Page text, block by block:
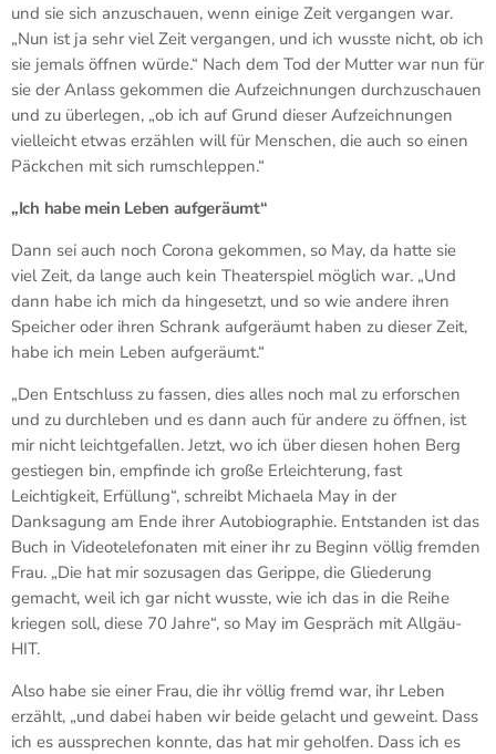
und sie sich anzuschauen, wenn einige Zeit vergangen war.
„Nun ist ja sehr viel Zeit vergangen, und ich wusste nicht, ob ich
sie jemals öffnen würde.“ Nach dem Tod der Mutter war nun für
sie der Anlass gekommen die Aufzeichnungen durchzuschauen
und zu überlegen, „ob ich auf Grund dieser Aufzeichnungen
vielleicht etwas erzählen will für Menschen, die auch so einen
Päckchen mit sich rumschleppen.“
„Ich habe mein Leben aufgeräumt“
Dann sei auch noch Corona gekommen, so May, da hatte sie
viel Zeit, da lange auch kein Theaterspiel möglich war. „Und
dann habe ich mich da hingesetzt, und so wie andere ihren
Speicher oder ihren Schrank aufgeräumt haben zu dieser Zeit,
habe ich mein Leben aufgeräumt.“
„Den Entschluss zu fassen, dies alles noch mal zu erforschen
und zu durchleben und es dann auch für andere zu öffnen, ist
mir nicht leichtgefallen. Jetzt, wo ich über diesen hohen Berg
gestiegen bin, empfinde ich große Erleichterung, fast
Leichtigkeit, Erfüllung“, schreibt Michaela May in der
Danksagung am Ende ihrer Autobiographie. Entstanden ist das
Buch in Videotelefonaten mit einer ihr zu Beginn völlig fremden
Frau. „Die hat mir sozusagen das Gerippe, die Gliederung
gemacht, weil ich gar nicht wusste, wie ich das in die Reihe
kriegen soll, diese 70 Jahre“, so May im Gespräch mit Allgäu-
HIT.
Also habe sie einer Frau, die ihr völlig fremd war, ihr Leben
erzählt, „und dabei haben wir beide gelacht und geweint. Dass
ich es aussprechen konnte, das hat mir geholfen. Dass ich es